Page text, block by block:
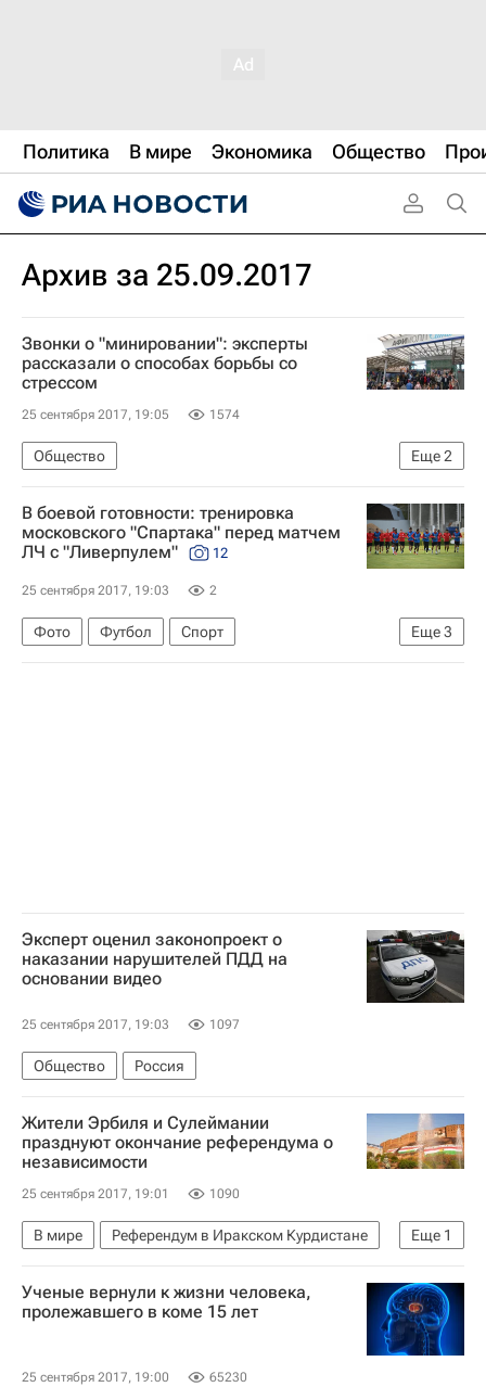
Политика В мире Экономика Общество
Архив за 25.09.2017
Звонки о "минировании": эксперты
рассказали о способах борьбы со
стрессом
25 сентября 2017, 19:05 1574
Еще2
Общество
Массовые звонки о "минировании" зданий в России
Москва
В боевой готовности: тренировка
московского "Спартака" перед матчем
ЛЧ с "Ливерпулем"
12
25 сентября 2017, 19:03 2
Еще3
Фото Футбол
Спорт
Лига чемпионов УЕФА 2026-2027
Эксперт оценил законопроект о
наказании нарушителей ПДД на
основании видео
25 сентября 2017, 19:03 1097
Общество Россия
Жители Эрбиля и Сулеймании
празднуют окончание референдума о
независимости
25 сентября 2017, 19:01 1090
Еще 1
В мире
Референдум в Иракском Курдистане
Ирак
Ученые вернули к жизни человека,
пролежавшего в коме 15 лет
25 сентября 2017, 19:00 65230